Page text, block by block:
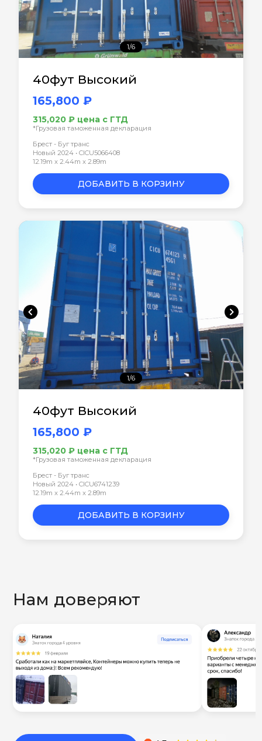
1/6
40фут Высокий
165,800 ₽
315,020 ₽ цена с ГТД
*Грузовая таможенная декларация
Брест - Буг транс
Новый 2024 • CICU5066408
12.19m x 2.44m x 2.89m
ДОБАВИТЬ В КОРЗИНУ
chevron_left chevron_right
1/6
40фут Высокий
165,800 ₽
315,020 ₽ цена с ГТД
*Грузовая таможенная декларация
Брест - Буг транс
Новый 2024 • CICU6741239
12.19m x 2.44m x 2.89m
ДОБАВИТЬ В КОРЗИНУ
Нам доверяют